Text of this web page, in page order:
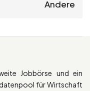
Andere
Jobbörse und ein
für Wirtschaft